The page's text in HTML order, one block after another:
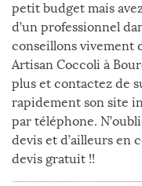
petit budget mais
d’un professionnel
conseillons vivement
Artisan Coccoli à
plus et contactez de
rapidement son site
par téléphone.
devis et d’ailleurs en
devis gratuit !!